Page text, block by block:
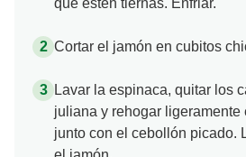
que estén tiernas. Enfriar.
Cortar el jamón en cubitos
Lavar la espinaca, quitar los
juliana y rehogar ligeramente
junto con el cebollón picado.